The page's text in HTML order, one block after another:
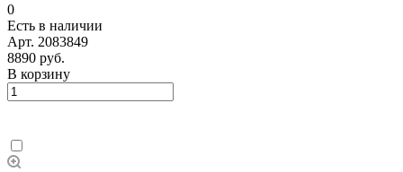
0
Есть в наличии
Арт. 2083849
8890 руб.
В корзину